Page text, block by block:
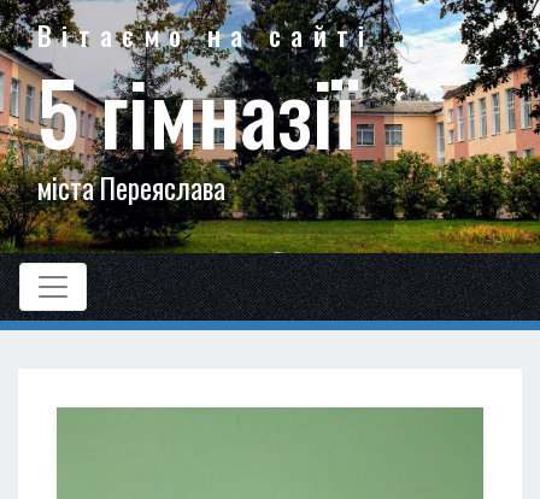
Вітаємо на сайті
5 гімназії
міста Переяслава